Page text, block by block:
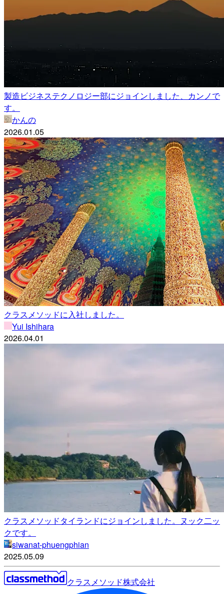
製造ビジネステクノロジー部にジョインしました、カンノで
す。
かんの
2026.01.05
クラスメソッドに入社しました。
Yui Ishihara
2026.04.01
クラスメソッドタイランドにジョインしました。ヌック二ッ
クです。
siwanat-phuengphian
2025.05.09
クラスメソッド株式会社